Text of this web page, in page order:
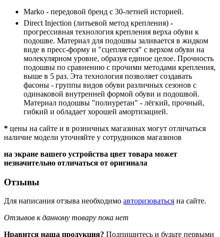
Marko - передовой бренд с 30-летней историей.
Direct Injection (литьевой метод крепления) -
прогрессивная технология крепления верха обуви к
подошве. Материал для подошвы заливается в жидком
виде в пресс-форму и "сцепляется" с верхом обуви на
молекулярном уровне, образуя единое целое. Прочность
подошвы по сравнению с прочими методами крепления,
выше в 5 раз. Эта технология позволяет создавать
фасоны - группы видов обуви различных сезонов с
одинаковой внутренней формой обуви и подошвой.
Материал подошвы "полиуретан" - лёгкий, прочный,
гибкий и обладает хорошей амортизацией.
* цены на сайте и в розничных магазинах могут отличаться
наличие модели уточняйте у сотрудников магазинов
на экране вашего устройства цвет товара может
незначительно отличаться от оригинала
Отзывы
Для написания отзыва необходимо авторизоваться на сайте.
Отзывов к данному товару пока нет
Нравится наша продукция? Подпишитесь и будьте первыми